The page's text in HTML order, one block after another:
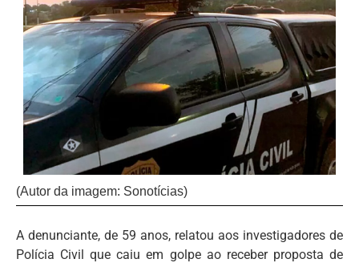
(Autor da imagem: Sonotícias)
A denunciante, de 59 anos, relatou aos investigadores de
Polícia Civil que caiu em golpe ao receber proposta de